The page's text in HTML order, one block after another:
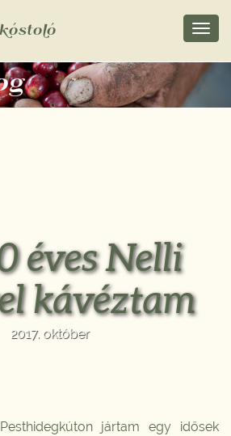
éves Nelli
kávéztam
2017. október
jártam egy idősek